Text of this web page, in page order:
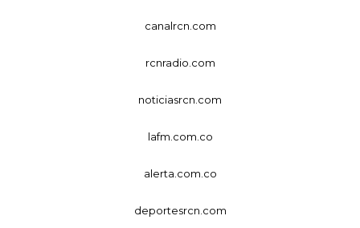
canalrcn.com
rcnradio.com
noticiasrcn.com
lafm.com.co
alerta.com.co
deportesrcn.com